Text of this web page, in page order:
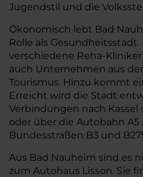
Jugendstil und die
Ökonomisch lebt Bad
Rolle als
verschiedene Reha-
auch Unternehmen aus
Tourismus. Hinzu kommt
Erreicht wird die Stadt
Verbindungen nach Kassel
oder über die Autobahn A5
Bundesstraßen B3 und
Aus Bad Nauheim sind es
zum Autohaus Lisson. Sie